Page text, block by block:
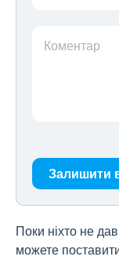
Коментар
Залишити
Поки ніхто не
можете